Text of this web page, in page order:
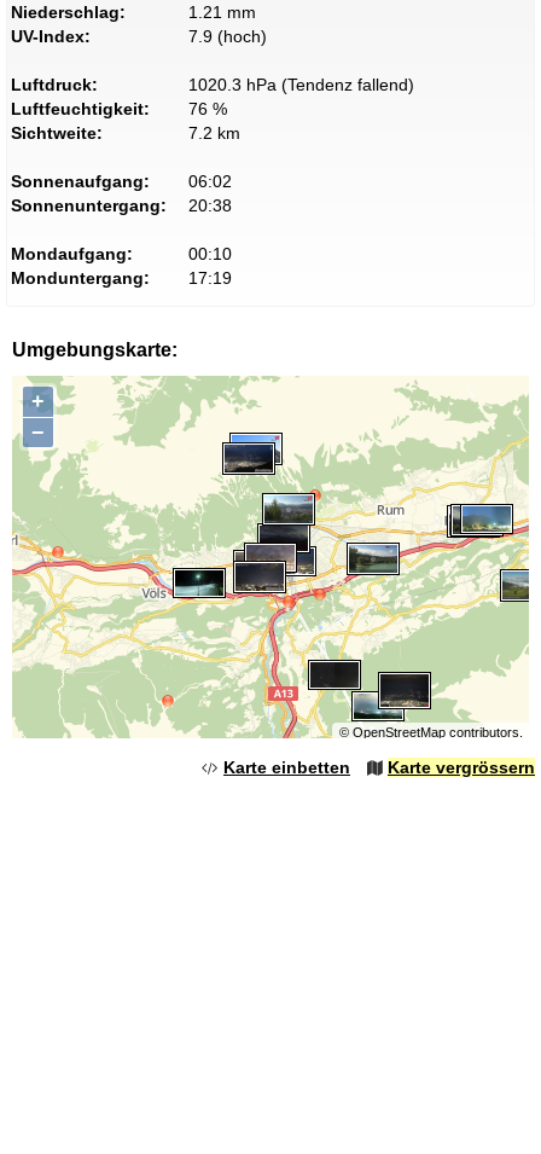
Niederschlag:
1.21 mm
UV-Index:
7.9 (hoch)
Luftdruck:
1020.3 hPa (Tendenz fallend)
Luftfeuchtigkeit:
76 %
Sichtweite:
7.2 km
Sonnenaufgang:
06:02
Sonnenuntergang:
20:38
Mondaufgang:
00:10
Monduntergang:
17:19
Umgebungskarte:
+
−
© OpenStreetMapcontributors.
Karte einbetten Karte vergrössern